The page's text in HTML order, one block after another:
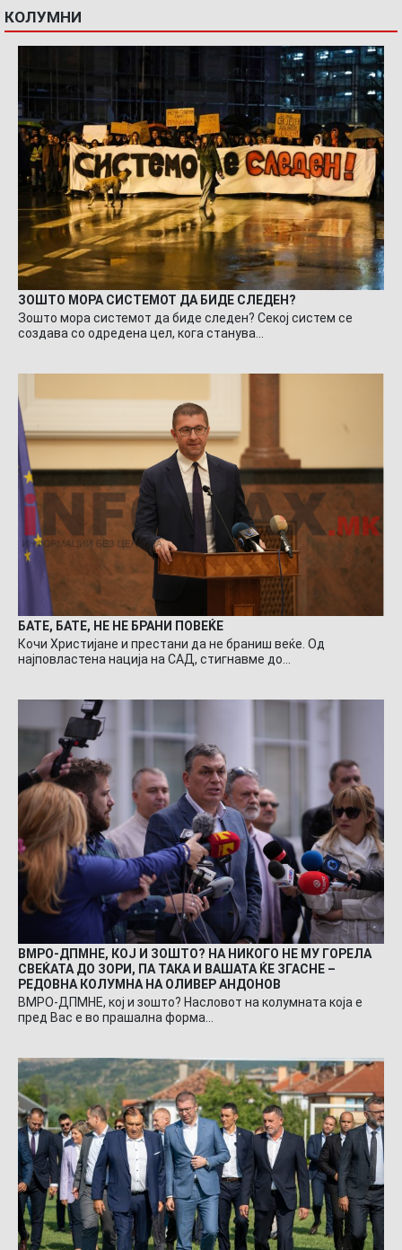
КОЛУМНИ
ЗОШТО МОРА СИСТЕМОТ ДА БИДЕ СЛЕДЕН?
Зошто мора системот да биде следен? Секој систем се
создава со одредена цел, кога станува…
БАТЕ, БАТЕ, НЕ НЕ БРАНИ ПОВЕЌЕ
Кочи Христијане и престани да не браниш веќе. Од
најповластена нација на САД, стигнавме до…
ВМРО-ДПМНЕ, КОЈ И ЗОШТО? НА НИКОГО НЕ МУ ГОРЕЛА
СВЕЌАТА ДО ЗОРИ, ПА ТАКА И ВАШАТА ЌЕ ЗГАСНЕ –
РЕДОВНА КОЛУМНА НА ОЛИВЕР АНДОНОВ
ВМРО-ДПМНЕ, кој и зошто? Насловот на колумната која е
пред Вас е во прашална форма…